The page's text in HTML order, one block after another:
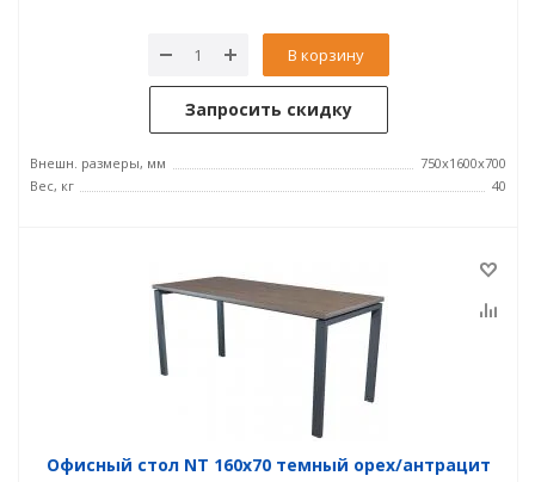
В корзину
Запросить скидку
Внешн. размеры, мм
750x1600x700
Вес, кг
40
Офисный стол NT 160x70 темный орех/антрацит